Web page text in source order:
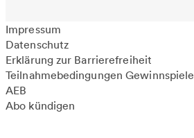
Impressum
Datenschutz
Erklärung zur Barrierefreiheit
Teilnahmebedingungen Gewinnspiele
AEB
Abo kündigen